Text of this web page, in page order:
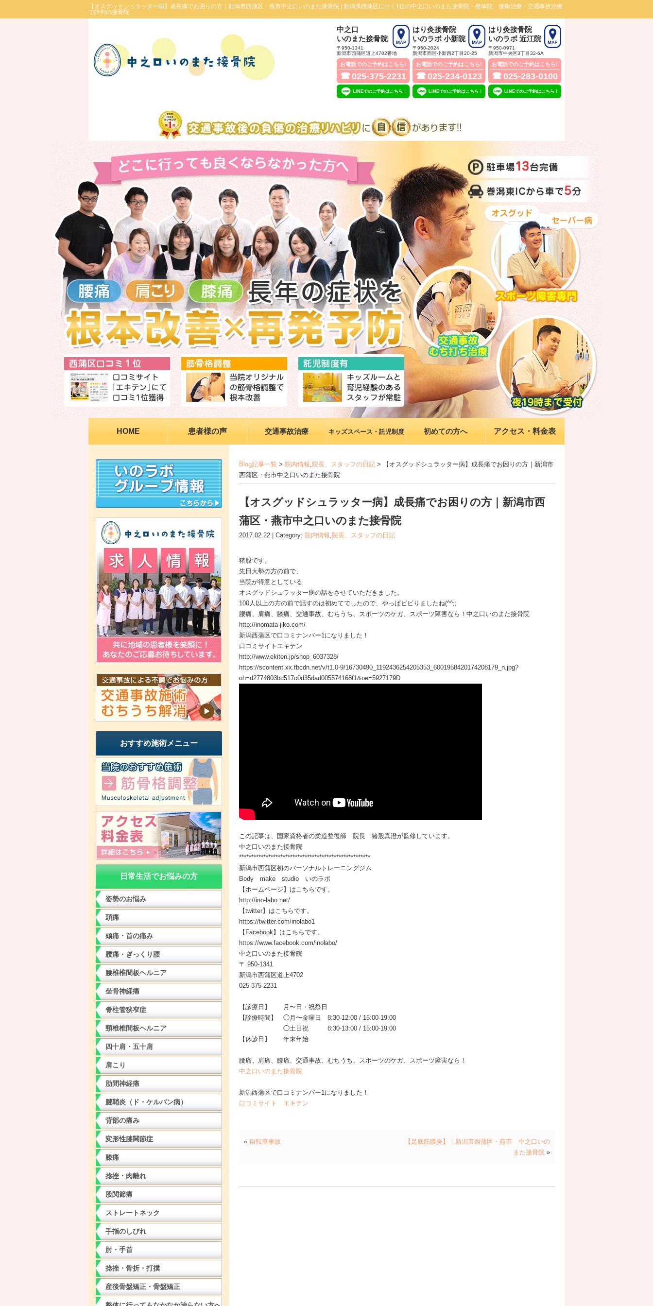
【オスグッドシュラッター病】成長痛でお困りの方｜新潟市西蒲区・燕市中之口いのまた接骨院 | 新潟県西蒲区口コミ1位の中之口いのまた接骨院・整体院 腰痛治療・交通事故治療
で評判の接骨院
中之口
いのまた接骨院
〒950-1341
新潟市西蒲区道上4702番地
お電話でのご予約はこちら!
☎ 025-375-2231
LINEでのご予約はこちら！
はり灸接骨院
いのラボ 小新院
〒950-2024
新潟市西区小新西2丁目20‐25
お電話でのご予約はこちら!
☎ 025-234-0123
LINEでのご予約はこちら！
はり灸接骨院
いのラボ 近江院
〒950-0971
新潟市中央区3丁目32‐6A
お電話でのご予約はこちら!
☎ 025-283-0100
LINEでのご予約はこちら！
HOME 患者様の声 交通事故治療 キッズスペース・託児制度 初めての方へ アクセス・料金表
Blog記事一覧 > 院内情報,院長、スタッフの日記 > 【オスグッドシュラッター病】成長痛でお困りの方｜新潟市
西蒲区・燕市中之口いのまた接骨院
【オスグッドシュラッター病】成長痛でお困りの方｜新潟市西
蒲区・燕市中之口いのまた接骨院
2017.02.22 | Category: 院内情報,院長、スタッフの日記
猪股です。
先日大勢の方の前で、
当院が得意としている
オスグッドシュラッター病の話をさせていただきました。
100人以上の方の前で話すのは初めてでしたので、やっぱビビりましたね(^^;;
腰痛、肩痛、膝痛、交通事故、むちうち、スポーツのケガ、スポーツ障害なら！中之口いのまた接骨院
http://inomata-jiko.com/
新潟西蒲区で口コミナンバー1になりました！
口コミサイトエキテン
http://www.ekiten.jp/shop_6037328/
https://scontent.xx.fbcdn.net/v/t1.0-9/16730490_1192436254205353_6001958420174208179_n.jpg?
oh=d2774803bd517c0d35dad005574168f1&oe=5927179D
この記事は、国家資格者の柔道整復師 院長 猪股真澄が監修しています。
中之口いのまた接骨院
******************************************************
新潟市西蒲区初のパーソナルトレーニングジム
Body make studio いのラボ
【ホームページ】はこちらです。
http://ino-labo.net/
【twitter】はこちらです。
https://twitter.com/inolabo1
【Facebook】はこちらです。
https://www.facebook.com/inolabo/
中之口いのまた接骨院
〒 950-1341
新潟市西蒲区道上4702
025-375-2231
【診療日】 月〜日・祝祭日
【診療時間】 ◯月〜金曜日 8:30-12:00 / 15:00-19:00
◯土日祝 8:30-13:00 / 15:00-19:00
【休診日】 年末年始
腰痛、肩痛、膝痛、交通事故、むちうち、スポーツのケガ、スポーツ障害なら！
中之口いのまた接骨院
新潟西蒲区で口コミナンバー1になりました！
口コミサイト エキテン
【足底筋膜炎】｜新潟市西蒲区・燕市 中之口いの
また接骨院 »
« 自転車事故
おすすめ施術メニュー
日常生活でお悩みの方
姿勢のお悩み
頭痛
頭痛・首の痛み
腰痛・ぎっくり腰
腰椎椎間板ヘルニア
坐骨神経痛
脊柱管狭窄症
頸椎椎間板ヘルニア
四十肩・五十肩
肩こり
肋間神経痛
腱鞘炎（ド・ケルバン病）
背部の痛み
変形性膝関節症
膝痛
捻挫・肉離れ
股関節痛
ストレートネック
手指のしびれ
肘・手首
捻挫・骨折・打撲
産後骨盤矯正・骨盤矯正